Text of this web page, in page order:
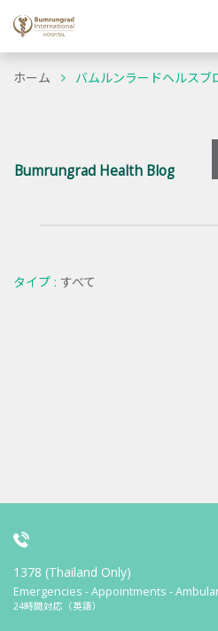
ホーム バムルンラードヘルスブ
Bumrungrad Health Blog
タイプ : すべて
1378 (Thailand Only)
Emergencies - Appointments -
24時間対応（英語）